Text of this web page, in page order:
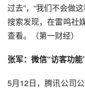
过去”，“我们不会做
搜索发现，在雷鸣社
查看。（第一财经）
张军：微信“访客功
5月12日，腾讯公司